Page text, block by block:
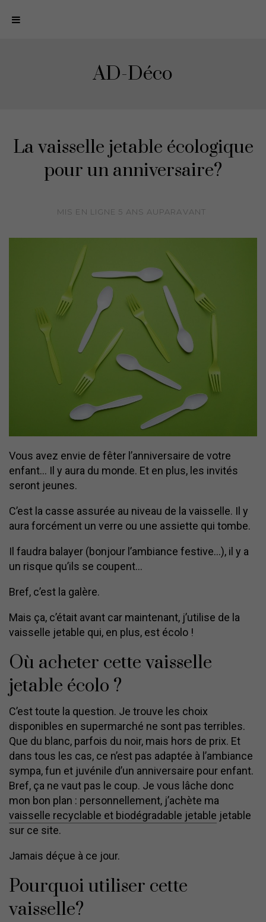
N
n
AD-Déco
La vaisselle jetable écologique
pour un anniversaire?
MIS EN LIGNE 5 ANS AUPARAVANT
Vous avez envie de fêter l’anniversaire de votre
enfant… Il y aura du monde. Et en plus, les invités
seront jeunes.
C’est la casse assurée au niveau de la vaisselle. Il y
aura forcément un verre ou une assiette qui tombe.
Il faudra balayer (bonjour l’ambiance festive…), il y a
un risque qu’ils se coupent…
Bref, c’est la galère.
Mais ça, c’était avant car maintenant, j’utilise de la
vaisselle jetable qui, en plus, est écolo !
Où acheter cette vaisselle
jetable écolo ?
C’est toute la question. Je trouve les choix
disponibles en supermarché ne sont pas terribles.
Que du blanc, parfois du noir, mais hors de prix. Et
dans tous les cas, ce n’est pas adaptée à l’ambiance
sympa, fun et juvénile d’un anniversaire pour enfant.
Bref, ça ne vaut pas le coup. Je vous lâche donc
mon bon plan : personnellement, j’achète ma
vaisselle recyclable et biodégradable jetable jetable
sur ce site.
Jamais déçue à ce jour.
Pourquoi utiliser cette
vaisselle?